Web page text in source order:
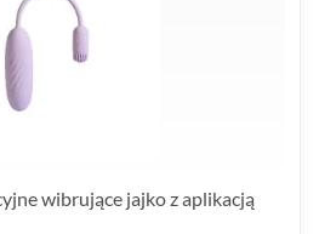
wibrujące jajko z aplikacją